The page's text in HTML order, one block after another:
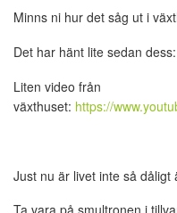
Minns ni hur det såg ut i
Det har hänt lite sedan dess:
Liten video från
växthuset: https://
Just nu är livet inte så dåligt